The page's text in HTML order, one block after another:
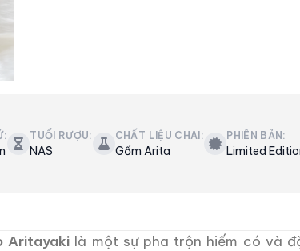
TUỔI RƯỢU:
NAS
CHẤT LIỆU CHAI:
Gốm Arita
PHIÊN BẢN:
Limited
Aritayaki là một sự pha trộn hiếm có và